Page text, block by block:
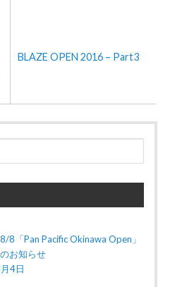
BLAZE OPEN 2016 – Part3
8/8「Pan Pacific Okinawa Open」
お知らせ
4日